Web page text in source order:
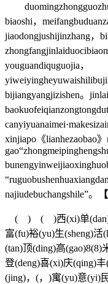
biaoshi，
jiaodongjushijinzhang，
youguandiquguojia，
bijiangyangjizishen。jinlai
xinjiapo《lianhezaobao
najiudebuchangshile”。
( ) ( )西(xi)单(dan)西
富(fu)裕(yu)生(sheng)活
(tan)顶(ding)高
登(deng)喜(xi)庆(qing)
(jing)，(，)寓(yu)意(yi)